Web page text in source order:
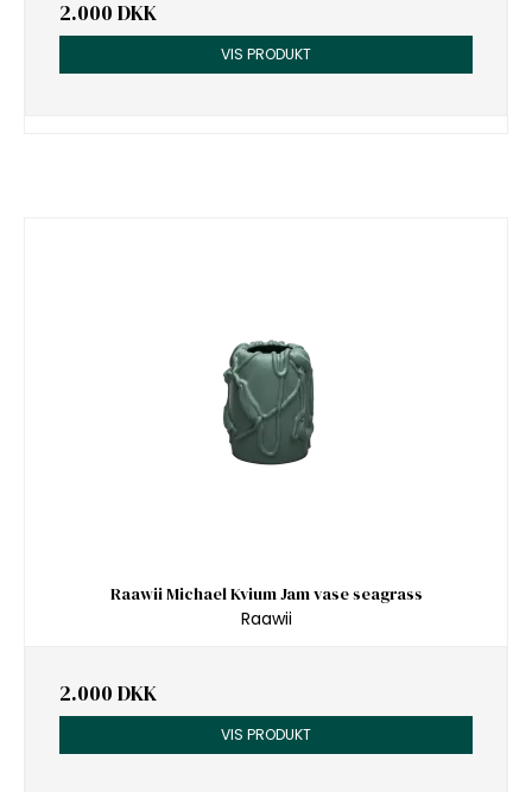
2.000 DKK
VIS PRODUKT
Raawii Michael Kvium Jam vase seagrass
Raawii
2.000 DKK
VIS PRODUKT